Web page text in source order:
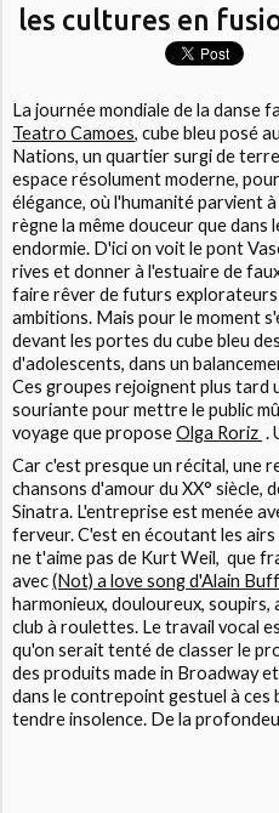
les cultures en
La journée mondiale de la danse
Teatro Camoes, cube bleu posé
Nations, un quartier surgi de
espace résolument moderne,
élégance, où l'humanité parvient
règne la même douceur que dans
endormie. D'ici on voit le pont
rives et donner à l'estuaire de
faire rêver de futurs explorateurs
ambitions. Mais pour le moment
devant les portes du cube bleu
d'adolescents, dans un
Ces groupes rejoignent plus tard
souriante pour mettre le public
voyage que proposeOlga Roriz .
Car c'est presque un récital, une
chansons d'amour du XX° siècle,
Sinatra. L'entreprise est menée
ferveur. C'est en écoutant les
ne t'aime pas de Kurt Weil, que
avec(Not) a love songd'Alain
harmonieux, douloureux, soupirs,
club à roulettes. Le travail vocal
qu'on serait tenté de classer le
des produits made in Broadway
dans le contrepoint gestuel à ces
tendre insolence. De la